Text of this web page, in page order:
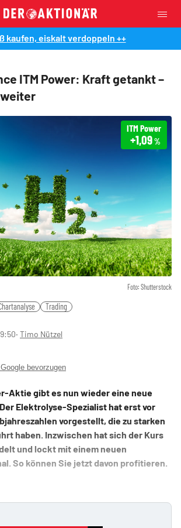
kaufen, eiskalt verdoppeln ++
ITM Power: Kraft getankt –
Foto: Shutterstock
ITM Power
+1,09 %
Trading
‧ Timo Nützel
bevorzugen
Aktie gibt es nun wieder eine neue
Elektrolyse-Spezialist hat erst vor
vorgestellt, die zu starken
haben. Inzwischen hat sich der Kurs
und lockt mit einem neuen
So können Sie jetzt davon profitieren.